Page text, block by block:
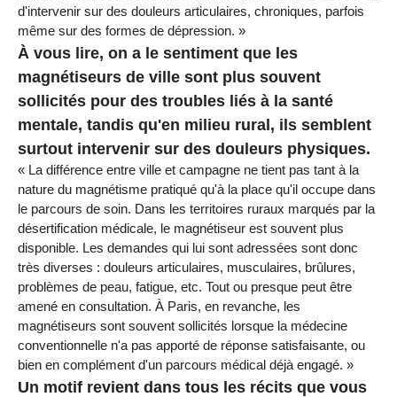
d'intervenir sur des douleurs articulaires, chroniques, parfois
même sur des formes de dépression. »
À vous lire, on a le sentiment que les
magnétiseurs de ville sont plus souvent
sollicités pour des troubles liés à la santé
mentale, tandis qu'en milieu rural, ils semblent
surtout intervenir sur des douleurs physiques.
« La différence entre ville et campagne ne tient pas tant à la
nature du magnétisme pratiqué qu'à la place qu'il occupe dans
le parcours de soin. Dans les territoires ruraux marqués par la
désertification médicale, le magnétiseur est souvent plus
disponible. Les demandes qui lui sont adressées sont donc
très diverses : douleurs articulaires, musculaires, brûlures,
problèmes de peau, fatigue, etc. Tout ou presque peut être
amené en consultation. À Paris, en revanche, les
magnétiseurs sont souvent sollicités lorsque la médecine
conventionnelle n'a pas apporté de réponse satisfaisante, ou
bien en complément d'un parcours médical déjà engagé. »
Un motif revient dans tous les récits que vous